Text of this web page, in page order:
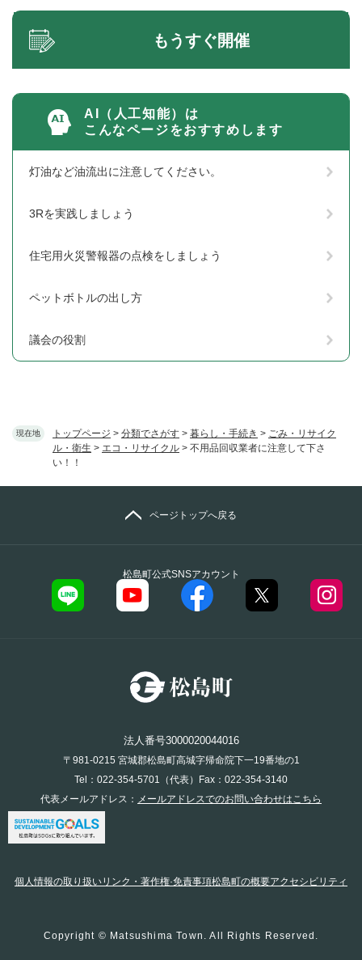
現在地 トップページ > 分類でさがす > 暮らし・手続き > ごみ・リサイク
ル・衛生 > エコ・リサイクル > 不用品回収業者に注意して下さ
い！！
もうすぐ開催
AI（人工知能）は
こんなページをおすすめします
灯油など油流出に注意してください。
3Rを実践しましょう
住宅用火災警報器の点検をしましょう
ペットボトルの出し方
議会の役割
松島町公式SNSアカウント
ページトップへ戻る
法人番号3000020044016
〒981-0215 宮城郡松島町高城字帰命院下一19番地の1
Tel：022-354-5701（代表）Fax：022-354-3140
代表メールアドレス： メールアドレスでのお問い合わせはこちら
個人情報の取り扱いリンク・著作権·免責事項松島町の概要アクセシビリティ
Copyright © Matsushima Town. All Rights Reserved.